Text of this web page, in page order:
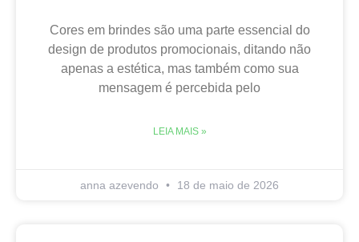
Cores em brindes são uma parte essencial do
design de produtos promocionais, ditando não
apenas a estética, mas também como sua
mensagem é percebida pelo
LEIA MAIS »
anna azevendo 18 de maio de 2026